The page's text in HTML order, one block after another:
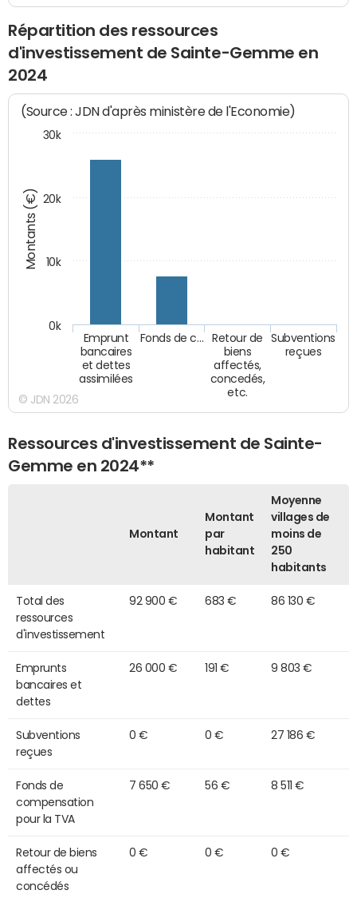
Répartition des ressources
d'investissement de Sainte-Gemme en
2024
Montants (€)
(Source : JDN d'après ministère de l'Economie)
Emprunt
bancaires
et dettes
assimilées
Fonds de c…
Retour de
biens
affectés,
concedés,
etc.
Subventions
reçues
0k
10k
20k
30k
© JDN 2026
Ressources d'investissement de Sainte-
Gemme en 2024**
Montant
Montant
par
habitant
Moyenne
villages de
moins de
250
habitants
Total des
ressources
d'investissement
92 900 € 683 € 86 130 €
Emprunts
bancaires et
dettes
26 000 € 191 € 9 803 €
Subventions
reçues
0 € 0 € 27 186 €
Fonds de
compensation
pour la TVA
7 650 € 56 € 8 511 €
Retour de biens
affectés ou
concédés
0 € 0 € 0 €